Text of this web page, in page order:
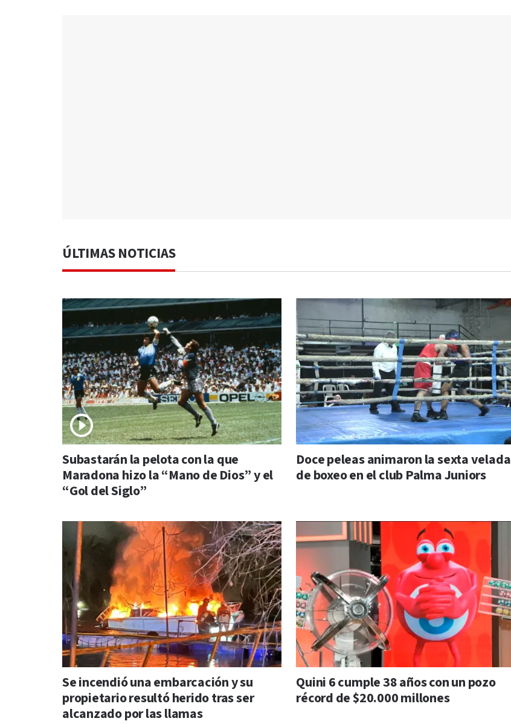
ÚLTIMAS NOTICIAS
Subastarán la pelota con la que
Maradona hizo la “Mano de Dios” y el
“Gol del Siglo”
Doce peleas animaron la sexta velada
de boxeo en el club Palma Juniors
Se incendió una embarcación y su
propietario resultó herido tras ser
alcanzado por las llamas
Quini 6 cumple 38 años con un pozo
récord de $20.000 millones